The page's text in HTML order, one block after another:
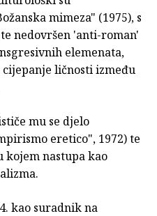
mimeza" (1975), s
nedovršen 'anti-roman'
elemenata,
ličnosti između
mu se djelo
eretico", 1972) te
kojem nastupa kao
kao suradnik na